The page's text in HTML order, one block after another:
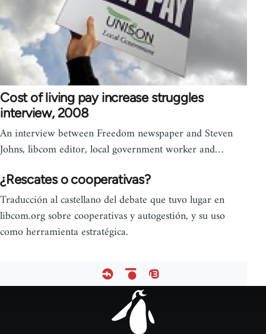
Cost of living pay increase struggles
interview, 2008
An interview between Freedom newspaper and Steven
Johns, libcom editor, local government worker and…
¿Rescates o cooperativas?
Traducción al castellano del debate que tuvo lugar en
libcom.org sobre cooperativas y autogestión, y su uso
como herramienta estratégica.